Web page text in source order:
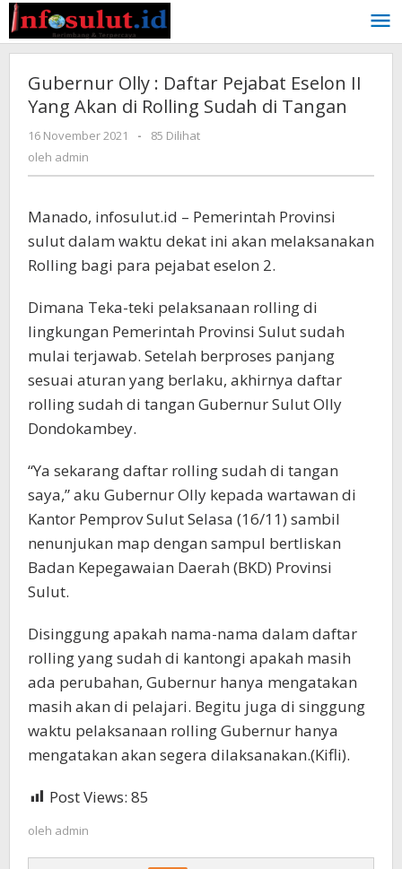
Lewati
ke
konten
Gubernur Olly : Daftar Pejabat Eselon II
Yang Akan di Rolling Sudah di Tangan
16 November 2021
oleh
-
85 Dilihat
oleh admin
Manado, infosulut.id – Pemerintah Provinsi
sulut dalam waktu dekat ini akan melaksanakan
Rolling bagi para pejabat eselon 2.
Dimana Teka-teki pelaksanaan rolling di
lingkungan Pemerintah Provinsi Sulut sudah
mulai terjawab. Setelah berproses panjang
sesuai aturan yang berlaku, akhirnya daftar
rolling sudah di tangan Gubernur Sulut Olly
Dondokambey.
“Ya sekarang daftar rolling sudah di tangan
saya,” aku Gubernur Olly kepada wartawan di
Kantor Pemprov Sulut Selasa (16/11) sambil
nenunjukan map dengan sampul bertliskan
Badan Kepegawaian Daerah (BKD) Provinsi
Sulut.
Disinggung apakah nama-nama dalam daftar
rolling yang sudah di kantongi apakah masih
ada perubahan, Gubernur hanya mengatakan
masih akan di pelajari. Begitu juga di singgung
waktu pelaksanaan rolling Gubernur hanya
mengatakan akan segera dilaksanakan.(Kifli).
Post Views: 85
oleh admin